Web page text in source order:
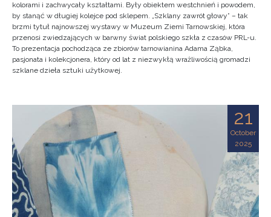
kolorami i zachwycały kształtami. Były obiektem westchnień i powodem,
by stanąć w długiej kolejce pod sklepem. „Szklany zawrót głowy” – tak
brzmi tytuł najnowszej wystawy w Muzeum Ziemi Tarnowskiej, która
przenosi zwiedzających w barwny świat polskiego szkła z czasów PRL-u.
To prezentacja pochodząca ze zbiorów tarnowianina Adama Ząbka,
pasjonata i kolekcjonera, który od lat z niezwykłą wrażliwością gromadzi
szklane dzieła sztuki użytkowej.
21
October
2025